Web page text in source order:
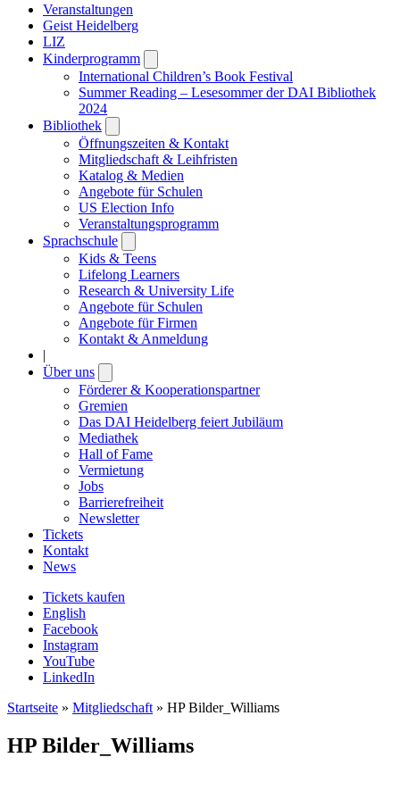
Veranstaltungen
Geist Heidelberg
LIZ
Kinderprogramm
submenu
International Children’s Book Festival
Summer Reading – Lesesommer der DAI Bibliothek
2024
Bibliothek
submenu
Öffnungszeiten & Kontakt
Mitgliedschaft & Leihfristen
Katalog & Medien
Angebote für Schulen
US Election Info
Veranstaltungsprogramm
Sprachschule
submenu
Kids & Teens
Lifelong Learners
Research & University Life
Angebote für Schulen
Angebote für Firmen
Kontakt & Anmeldung
|
Über uns
submenu
Förderer & Kooperationspartner
Gremien
Das DAI Heidelberg feiert Jubiläum
Mediathek
Hall of Fame
Vermietung
Jobs
Barrierefreiheit
Newsletter
Tickets
Kontakt
News
Tickets kaufen
English
Facebook
Instagram
YouTube
LinkedIn
Startseite » Mitgliedschaft » HP Bilder_Williams
HP Bilder_Williams